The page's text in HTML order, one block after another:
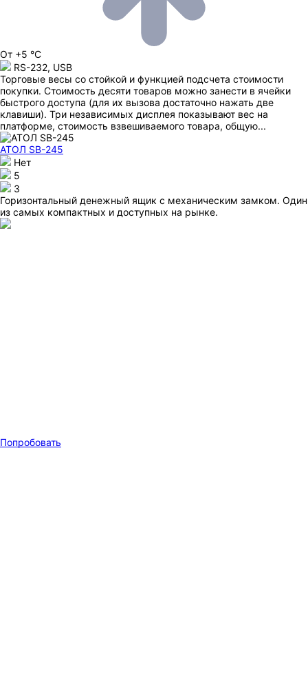
От +5 °C
RS-232, USB
Торговые весы со стойкой и функцией подсчета стоимости
покупки. Стоимость десяти товаров можно занести в ячейки
быстрого доступа (для их вызова достаточно нажать две
клавиши). Три независимых дисплея показывают вес на
платформе, стоимость взвешиваемого товара, общую...
АТОЛ SB-245
Нет
5
3
Горизонтальный денежный ящик с механическим замком. Один
из самых компактных и доступных на рынке.
Попробовать